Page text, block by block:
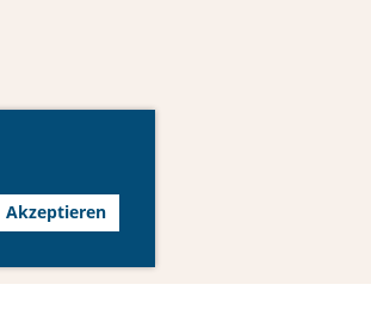
Akzeptieren